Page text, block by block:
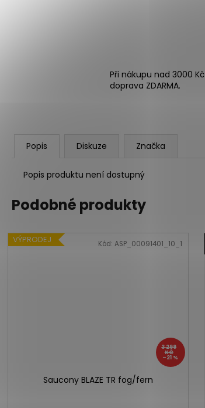
Při nákupu nad 3000 Kč
doprava ZDARMA.
Popis Diskuze Značka
Popis produktu není dostupný
Podobné produkty
VÝPRODEJ
3 299
KČ
–21 %
Saucony BLAZE TR fog/fern
Kód: ASP_00091401_10_1